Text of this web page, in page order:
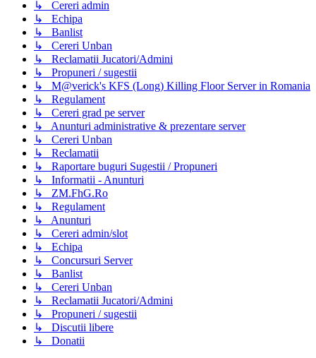
↳ Cereri admin
↳ Echipa
↳ Banlist
↳ Cereri Unban
↳ Reclamatii Jucatori/Admini
↳ Propuneri / sugestii
↳ M@verick's KFS (Long) Killing Floor Server in Romania
↳ Regulament
↳ Cereri grad pe server
↳ Anunturi administrative & prezentare server
↳ Cereri Unban
↳ Reclamatii
↳ Raportare buguri Sugestii / Propuneri
↳ Informatii - Anunturi
↳ ZM.FhG.Ro
↳ Regulament
↳ Anunturi
↳ Cereri admin/slot
↳ Echipa
↳ Concursuri Server
↳ Banlist
↳ Cereri Unban
↳ Reclamatii Jucatori/Admini
↳ Propuneri / sugestii
↳ Discutii libere
↳ Donatii